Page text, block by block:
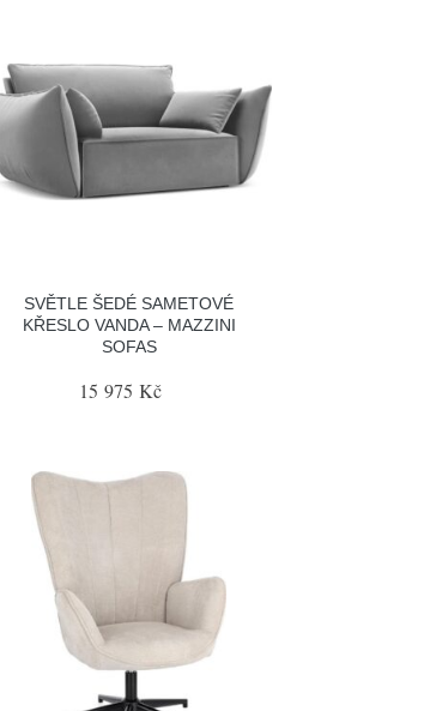
SVĚTLE ŠEDÉ SAMETOVÉ
KŘESLO VANDA – MAZZINI
SOFAS
15 975 Kč